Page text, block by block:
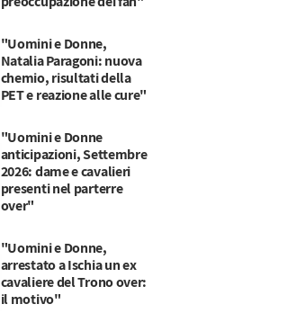
"Uomini e Donne,
Natalia Paragoni: nuova
chemio, risultati della
PET e reazione alle cure"
"Uomini e Donne
anticipazioni, Settembre
2026: dame e cavalieri
presenti nel parterre
over"
"Uomini e Donne,
arrestato a Ischia un ex
cavaliere del Trono over:
il motivo"